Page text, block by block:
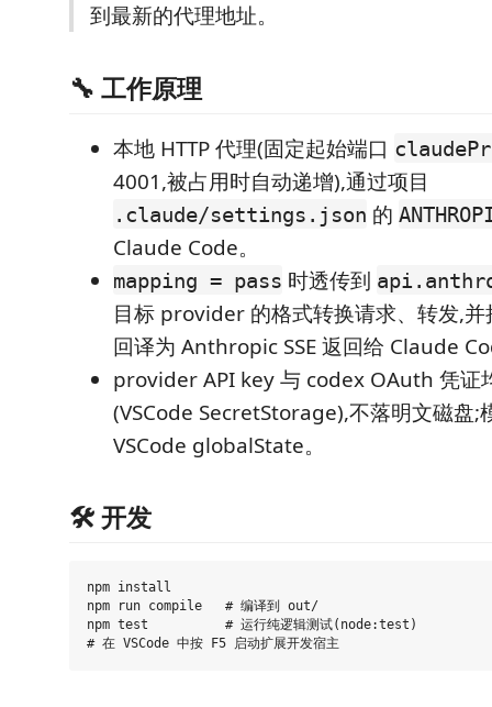
到最新的代理地址。
🔧 工作原理
本地 HTTP 代理(固定起始端口
4001,被占用时自动递增),通过项目
.claude/settings.json 的
Claude Code。
mapping = pass 时透传到
目标 provider 的格式转换请求、转发,
回译为 Anthropic SSE 返回给 Claude
provider API key 与 codex OAuth 凭证
(VSCode SecretStorage),不落明文磁盘;
VSCode globalState。
🛠️ 开发
npm install
npm run compile   # 编译到 out/
npm test          # 运行纯逻辑测试(node:test)